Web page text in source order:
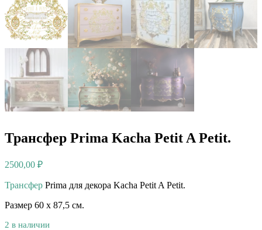
Трансфер Prima Kacha Petit A Petit.
2500,00 ₽
Трансфер Prima для декора Kacha Petit A Petit.
Размер 60 х 87,5 см.
2 в наличии